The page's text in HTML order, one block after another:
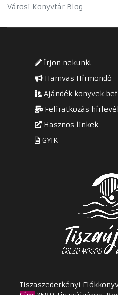
Városi Könyvtár Blog
Írjon nekünk!
Hamvas Hírmondó
Ajándék könyvek
Feliratkozás
Hasznos linkek
GYIK
Tiszaszederkényi